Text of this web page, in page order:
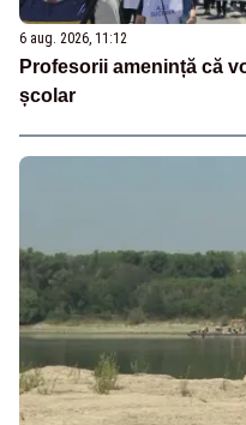
6 aug. 2026, 11:12
Profesorii amenință că
școlar